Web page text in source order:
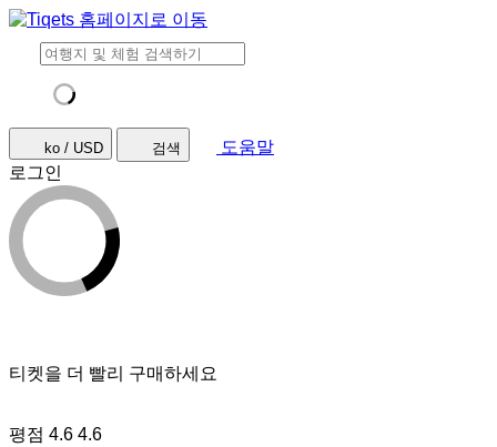
ko / USD 검색
도움말
로그인
티켓을 더 빨리 구매하세요
평점 4.6 4.6